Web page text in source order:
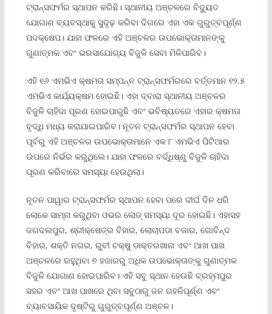
ଟ୍ରାନ୍ସଫର୍ମର ସ୍ଥାପନ କରିଛି। ସ୍ଥାନୀୟ ଅଞ୍ଚଳରେ ବିଦ୍ୟୁତ
ଯୋଗାଣ ବ୍ୟବସ୍ଥାକୁ ସୁଦୃଢ଼ କରିବା ଦିଗରେ ଏହା ଏକ ଗୁରୁତ୍ବପୂର୍ଣ୍ଣ
ପଦକ୍ଷେପ। ଯାହା ଫଳରେ ଏହି ଅଞ୍ଚଳର ଉପଭୋକ୍ତାମାନଙ୍କୁ
ଗୁଣାତ୍ମକ ଏବଂ ଭରସାଯୋଗ୍ୟ ବିଜୁଳି ସେବା ମିଳିପାରିବ।
ଏହି ୧୬ ଏମଭିଏ କ୍ଷମତା ସମ୍ପନ୍ନ ଟ୍ରାନ୍ସଫର୍ମରରେ ବର୍ତ୍ତମାନ ୧୨.୫
ଏମଭିଏ କାର୍ଯ୍ୟକ୍ଷମ ହୋଇଛି। ଏହା ଦ୍ବାରା ସ୍ଥାନୀୟ ଅଞ୍ଚଳର
ବିଜୁଳି ଚାହିଦା ପୂରଣ ହୋଇପାରୁଛି ଏବଂ ଭବିଷ୍ୟତରେ ଏହାର କ୍ଷମତା
ବୃଦ୍ଧି ମଧ୍ୟ କରାଯାଇପାରିବ। ନୂତନ ଟ୍ରାନ୍ସଫର୍ମର ସ୍ଥାପନ ହେବା
ପୂର୍ବରୁ ଏହି ଅଞ୍ଚଳର ଉପଭୋକ୍ତାମାନେ ଏକ ୮ ଏମଭିଏ ପିଟିଆର
ଉପରେ ନିର୍ଭର କରୁଥିଲେ। ଯାହା ଫଳରେ ବର୍ଦ୍ଧିଷ୍ଣୁ ବିଜୁଳି ଚାହିଦା
ପୂରଣ କରିବାରେ ସମସ୍ୟା ହେଉଥିଲା।
ନୂତନ ପାୱାର ଟ୍ରାନ୍ସଫର୍ମର ସ୍ଥାପନ ହେବା ପରେ ଦୀର୍ଘ ଦିନ ଧରି
ଲୋକେ ସାମ୍ନା କରୁଥିବା ଓଭର ଲୋଡ୍ ସମସ୍ୟା ଦୂର ହୋଇଛି। ଏହାସହ
ଜଗଦଲପୁର, ଶ୍ରୀକ୍ଷେତ୍ର ବିହାର, ଲୋଚାପଡା ବଜାର, ଗୋବିନ୍ଦ
ବିହାର, ଶକ୍ତି ନଗର, ରୁବୀ ଚକ୍ଷୁ ଡାକ୍ତରଖାନା ଏବଂ ଆଖ ପାଖ
ଅଞ୍ଚଳରେ ରହୁଥିବା ୭ ହଜାରରୁ ଅଧିକ ଉପଭୋକ୍ତାଙ୍କୁ ଗୁଣାତ୍ମକ
ବିଜୁଳି ଯୋଗାଣ ହୋଇପାରିବ। ଏହି ସବୁ ସ୍ଥାନ ହେଉଛି ବ୍ରହ୍ମପୁର
ସହର ଏବଂ ଆଖ ପାଖରେ ଥିବା ସବୁଠାରୁ ଜନ ଗହଳିପୂର୍ଣ୍ଣ ଏବଂ
ବ୍ୟାବସାୟିକ ଦୃଷ୍ଟିରୁ ଗୁରୁତ୍ବପୂର୍ଣ୍ଣ ଅଞ୍ଚଳ।